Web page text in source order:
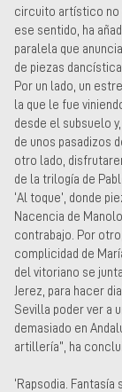
circuito artístico no
ese sentido, ha
paralela que
de piezas
Por un lado, un
la que le fue
desde el subsuelo
de unos pasadizos
otro lado,
de la trilogía de
‘Al toque’, donde
Nacencia de
contrabajo. Por
complicidad de
del vitoriano se
Jerez, para hacer
Sevilla poder ver a
demasiado en
artillería”, ha
‘Rapsodia.